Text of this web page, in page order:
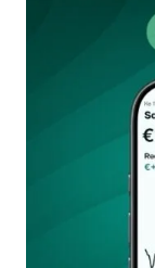
kentät on
Kommentti
Nimesi tai